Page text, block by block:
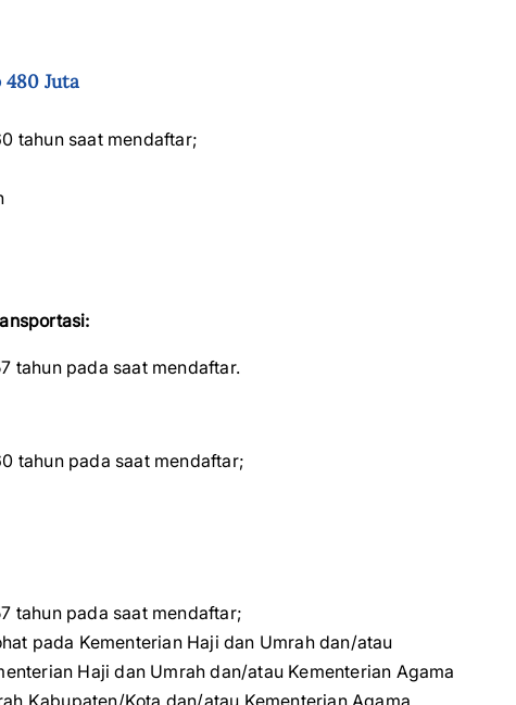
480 Juta
tahun saat mendaftar;
tahun pada saat mendaftar.
tahun pada saat mendaftar;
tahun pada saat mendaftar;
pada Kementerian Haji dan Umrah dan/atau
Haji dan Umrah dan/atau Kementerian Agama
Kabupaten/Kota dan/atau Kementerian Agama